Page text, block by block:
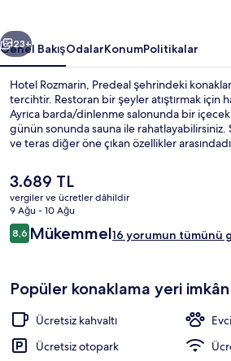
Sonraki
23+
Genel BakışOdalarKonumPolitikalar
Hotel Rozmarin, Predeal şehrindeki
tercihtir. Restoran bir şeyler atıştırmak için
Ayrıca barda/dinlenme salonunda bir
günün sonunda sauna ile rahatlayabilirsiniz.
ve teras diğer öne çıkan özellikler
Şu
anki
fiyat
3.689 TL
3.689 TL
vergiler ve ücretler dâhildir
9 Ağu - 10 Ağu
Yorumlar
8,68,6/10
Mükemmel16 yorumun tümünü
Popüler konaklama yeri
Ücretsiz kahvaltı
Ücretsiz otopark